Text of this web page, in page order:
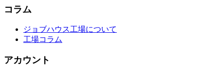
コラム
ジョブハウス工場について
工場コラム
アカウント